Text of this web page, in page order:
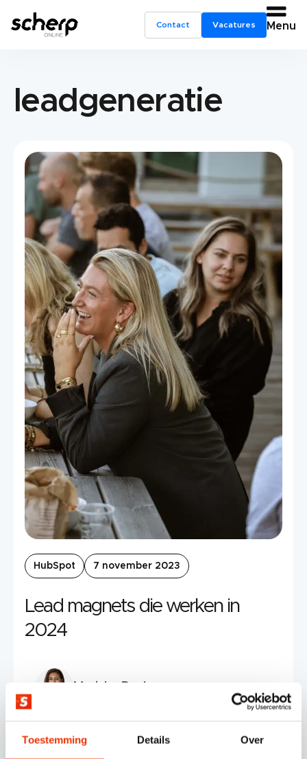
Toestemming Details Over
Contact Vacatures Menu
leadgeneratie
HubSpot 7 november 2023
Lead magnets die werken in
2024
Mariska Paul